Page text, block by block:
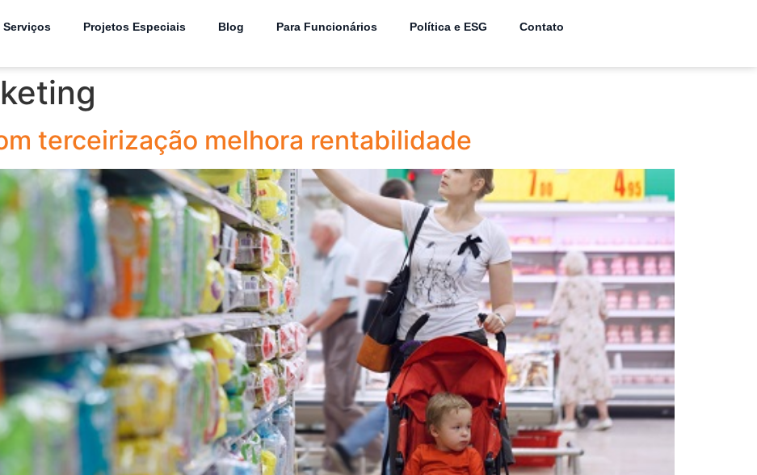
Serviços Projetos Especiais Blog Para Funcionários Política e ESG Contato
terceirização melhora rentabilidade